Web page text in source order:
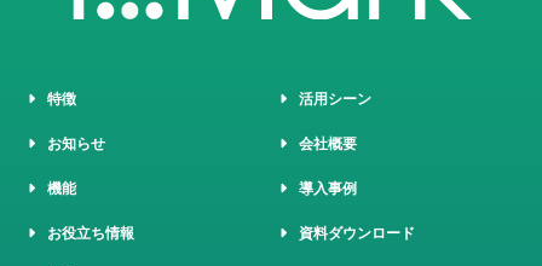
特徴 活用シーン
お知らせ 会社概要
機能 導入事例
お役立ち情報 資料ダウンロード